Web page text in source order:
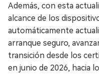
Además, con esta
alcance de los
automáticamente
arranque seguro,
transición desde los
en junio de 2026, hacia